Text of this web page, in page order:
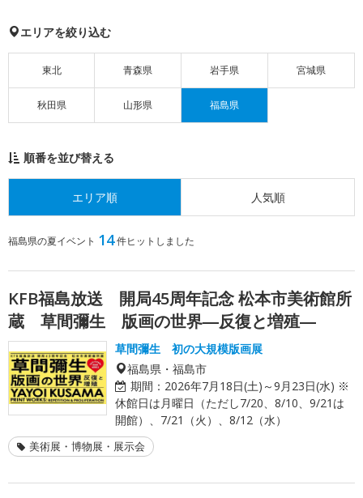
エリアを絞り込む
東北 青森県 岩手県 宮城県
秋田県 山形県 福島県
順番を並び替える
エリア順 人気順
福島県の夏イベント 14件ヒットしました
KFB福島放送 開局45周年記念 松本市美術館所
蔵 草間彌生 版画の世界―反復と増殖―
草間彌生 初の大規模版画展
福島県・福島市
期間： 2026年7月18日(土)～9月23日(水) ※
休館日は月曜日（ただし7/20、8/10、9/21は
開館）、7/21（火）、8/12（水）
美術展・博物展・展示会